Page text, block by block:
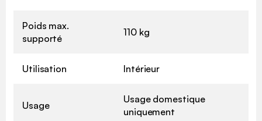
Poids max.
supporté
110 kg
Utilisation Intérieur
Usage
Usage domestique
uniquement